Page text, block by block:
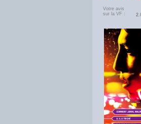
Votre avis
sur la VF :